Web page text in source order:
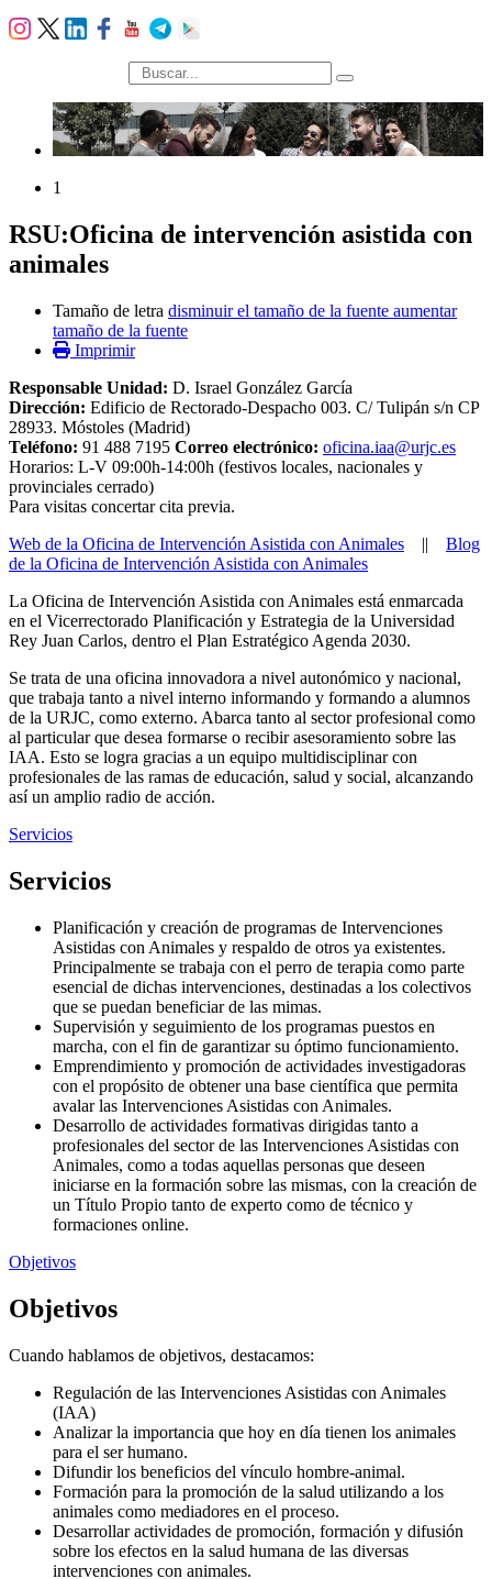
búsqueda
1
RSU:Oficina de intervención asistida con
animales
Tamaño de letra disminuir el tamaño de la fuente aumentar
tamaño de la fuente
Imprimir
Responsable Unidad: D. Israel González García
Dirección: Edificio de Rectorado-Despacho 003. C/ Tulipán s/n CP
28933. Móstoles (Madrid)
Teléfono: 91 488 7195​ Correo electrónico: oficina.iaa@urjc.es
Horarios: L-V 09:00h-14:00h (festivos locales, nacionales y
provinciales cerrado)
Para visitas concertar cita previa.
Web de la Oficina de Intervención Asistida con Animales || Blog
de la Oficina de Intervención Asistida con Animales
La Oficina de Intervención Asistida con Animales está enmarcada
en el Vicerrectorado Planificación y Estrategia de la Universidad
Rey Juan Carlos, dentro el Plan Estratégico Agenda 2030.
Se trata de una oficina innovadora a nivel autonómico y nacional,
que trabaja tanto a nivel interno informando y formando a alumnos
de la URJC, como externo. Abarca tanto al sector profesional como
al particular que desea formarse o recibir asesoramiento sobre las
IAA. Esto se logra gracias a un equipo multidisciplinar con
profesionales de las ramas de educación, salud y social, alcanzando
así un amplio radio de acción.
Servicios
Servicios
Planificación y creación de programas de Intervenciones
Asistidas con Animales y respaldo de otros ya existentes.
Principalmente se trabaja con el perro de terapia como parte
esencial de dichas intervenciones, destinadas a los colectivos
que se puedan beneficiar de las mimas.
Supervisión y seguimiento de los programas puestos en
marcha, con el fin de garantizar su óptimo funcionamiento.
Emprendimiento y promoción de actividades investigadoras
con el propósito de obtener una base científica que permita
avalar las Intervenciones Asistidas con Animales.
Desarrollo de actividades formativas dirigidas tanto a
profesionales del sector de las Intervenciones Asistidas con
Animales, como a todas aquellas personas que deseen
iniciarse en la formación sobre las mismas, con la creación de
un Título Propio tanto de experto como de técnico y
formaciones online.
Objetivos
Objetivos
Cuando hablamos de objetivos, destacamos:
Regulación de las Intervenciones Asistidas con Animales
(IAA)​
Analizar la importancia que hoy en día tienen los animales
para el ser humano. ​
Difundir los beneficios del vínculo hombre-animal. ​
Formación para la promoción de la salud utilizando a los
animales como mediadores en el proceso. ​
Desarrollar actividades de promoción, formación y difusión
sobre los efectos en la salud humana de las diversas
intervenciones con animales. ​